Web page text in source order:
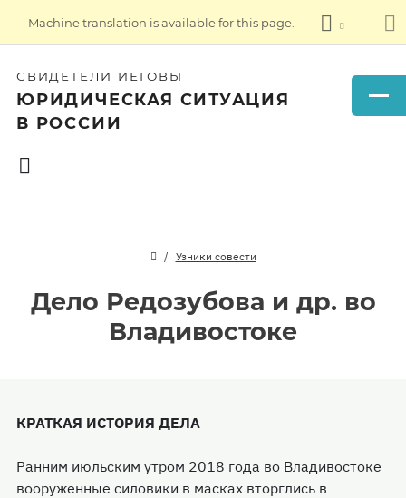
Machine translation is available for this page.
СВИДЕТЕЛИ ИЕГОВЫ
ЮРИДИЧЕСКАЯ СИТУАЦИЯ
В РОССИИ
Узники совести
Дело Редозубова и др. во
Владивостоке
КРАТКАЯ ИСТОРИЯ ДЕЛА
Ранним июльским утром 2018 года во Владивостоке
вооруженные силовики в масках вторглись в